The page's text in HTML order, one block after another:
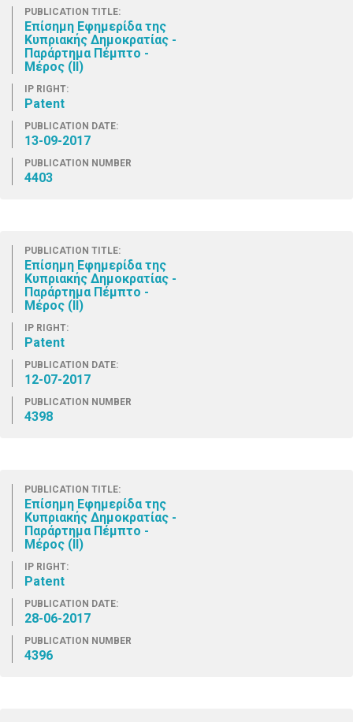
PUBLICATION TITLE:
Επίσημη Εφημερίδα της
Κυπριακής Δημοκρατίας -
Παράρτημα Πέμπτο -
Μέρος (ΙΙ)
IP RIGHT:
Patent
PUBLICATION DATE:
13-09-2017
PUBLICATION NUMBER
4403
PUBLICATION TITLE:
Επίσημη Εφημερίδα της
Κυπριακής Δημοκρατίας -
Παράρτημα Πέμπτο -
Μέρος (ΙΙ)
IP RIGHT:
Patent
PUBLICATION DATE:
12-07-2017
PUBLICATION NUMBER
4398
PUBLICATION TITLE:
Επίσημη Εφημερίδα της
Κυπριακής Δημοκρατίας -
Παράρτημα Πέμπτο -
Μέρος (ΙΙ)
IP RIGHT:
Patent
PUBLICATION DATE:
28-06-2017
PUBLICATION NUMBER
4396